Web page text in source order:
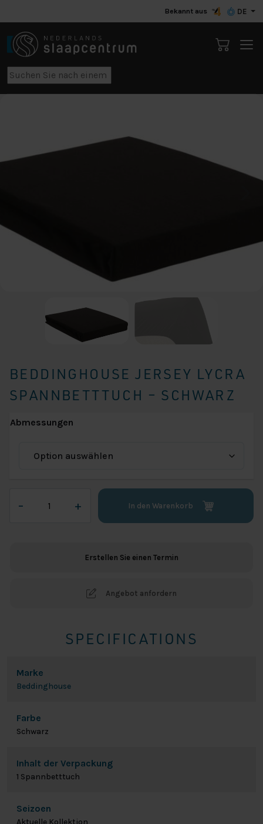
Bekannt aus DE
BEDDINGHOUSE JERSEY LYCRA
SPANNBETTTUCH – SCHWARZ
Abmessungen
–
Jersey
+ In den Warenkorb
Erstellen Sie einen Termin
Angebot anfordern
SPECIFICATIONS
Marke
Beddinghouse
Farbe
Schwarz
Inhalt der Verpackung
1 Spannbetttuch
Seizoen
Aktuelle Kollektion